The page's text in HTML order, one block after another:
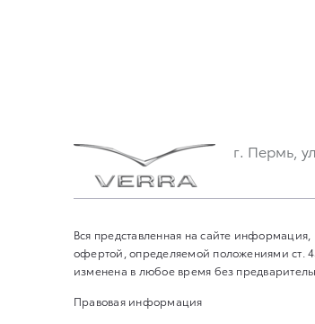
г. Пермь,
Вся представленная на сайте
офертой, определяемой положениями ст.
изменена в любое время без
Правовая информация